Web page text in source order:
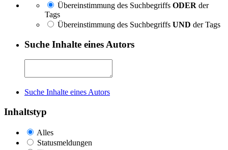
Übereinstimmung des Suchbegriffs ODER der
Tags
Übereinstimmung des Suchbegriffs UND der Tags
Suche Inhalte eines Autors
Suche Inhalte eines Autors
Inhaltstyp
Alles
Statusmeldungen